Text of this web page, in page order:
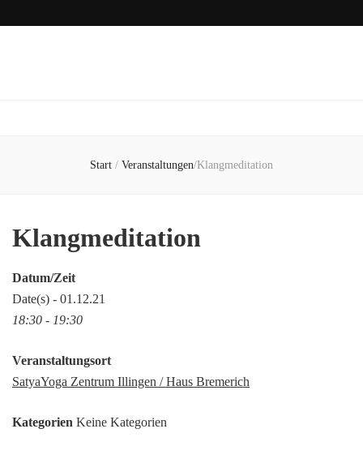
Start / Veranstaltungen/Klangmeditation
Klangmeditation
Datum/Zeit
Date(s) - 01.12.21
18:30 - 19:30
Veranstaltungsort
SatyaYoga Zentrum Illingen / Haus Bremerich
Kategorien Keine Kategorien